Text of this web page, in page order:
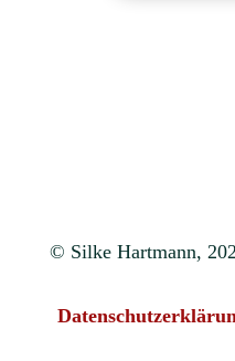
© Silke Hartmann,